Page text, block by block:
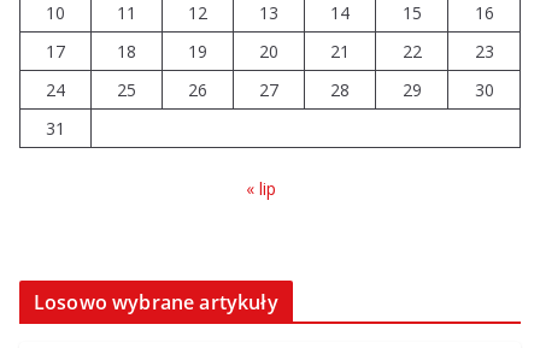
10
11 12 13 14 15
16
17
18 19 20 21 22
23
24
25 26 27 28 29
30
31
« lip
Losowo wybrane artykuły